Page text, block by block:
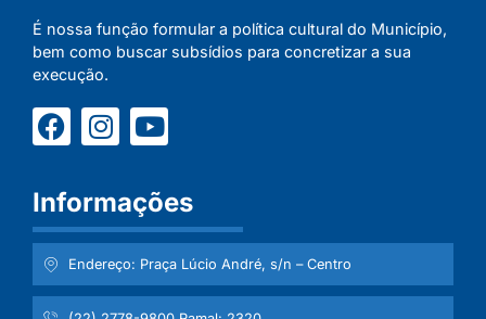
É nossa função formular a política cultural do Município,
bem como buscar subsídios para concretizar a sua
execução.
Informações
Endereço: Praça Lúcio André, s/n – Centro